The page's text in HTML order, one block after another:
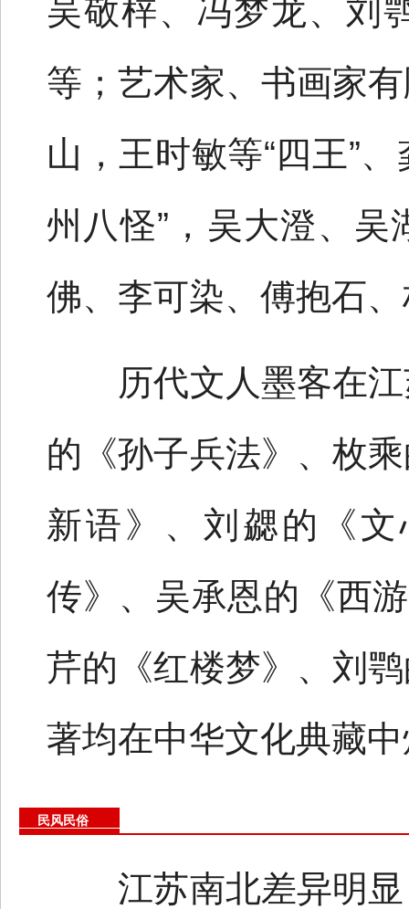
吴敬梓、冯梦龙、刘
等；艺术家、书画家
山，王时敏等“四王”
州八怪”，吴大澄、
佛、李可染、傅抱石
历代文人墨客在江
的《孙子兵法》、枚
新语》、刘勰的《
传》、吴承恩的《西
芹的《红楼梦》、刘
著均在中华文化典藏
民风民俗
江苏南北差异明显